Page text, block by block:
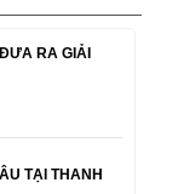
RA GIẢI
TẠI THANH